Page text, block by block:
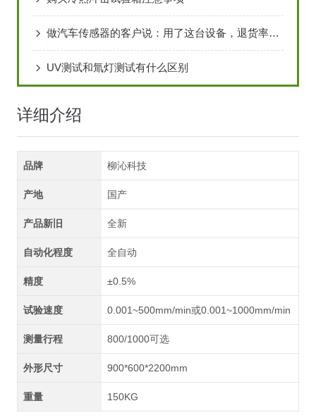
做汽车传感器的客户说：用了这台设备，退货率降了不少
UV测试和氚灯测试有什么区别
详细介绍
品牌 柳沁科技
产地 国产
产品新旧 全新
自动化程度 全自动
精度 ±0.5%
试验速度 0.001~500mm/min或0.001~1000mm/min
测量行程 800/1000可选
外形尺寸 900*600*2200mm
重量 150KG